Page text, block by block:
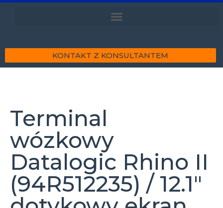
KONTAKT Z KONSULTANTEM
Terminal
wózkowy
Datalogic Rhino II
(94R512235) / 12.1″